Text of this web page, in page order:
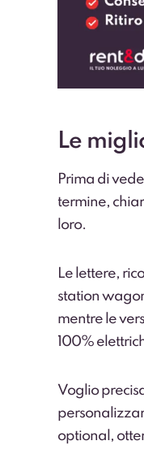
Le
Prima di
termine,
loro.
Le lettere,
station
mentre le
100%
Voglio
optional,